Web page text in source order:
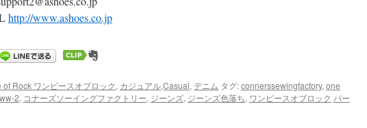
http://www.ashoes.co.jp
of Rock ワンピースオブロック, カジュアル,Casual, デニム タグ:connerssewingfactory, one
2, コナーズソーイングファクトリー, ジーンズ, ジーンズ色落ち, ワンピースオブロック パー